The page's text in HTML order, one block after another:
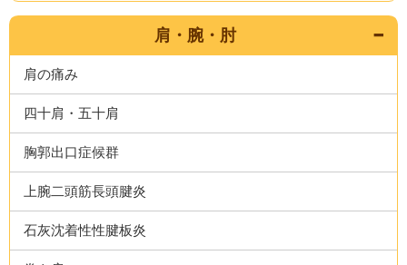
肩・腕・肘
肩の痛み
四十肩・五十肩
胸郭出口症候群
上腕二頭筋長頭腱炎
石灰沈着性性腱板炎